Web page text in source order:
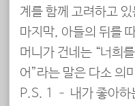
계를 함께 고려하고
마지막, 아들의 뒤를
머니가 건네는 “너희
어”라는 말은 다소 의
P.S. 1 – 내가 좋아하